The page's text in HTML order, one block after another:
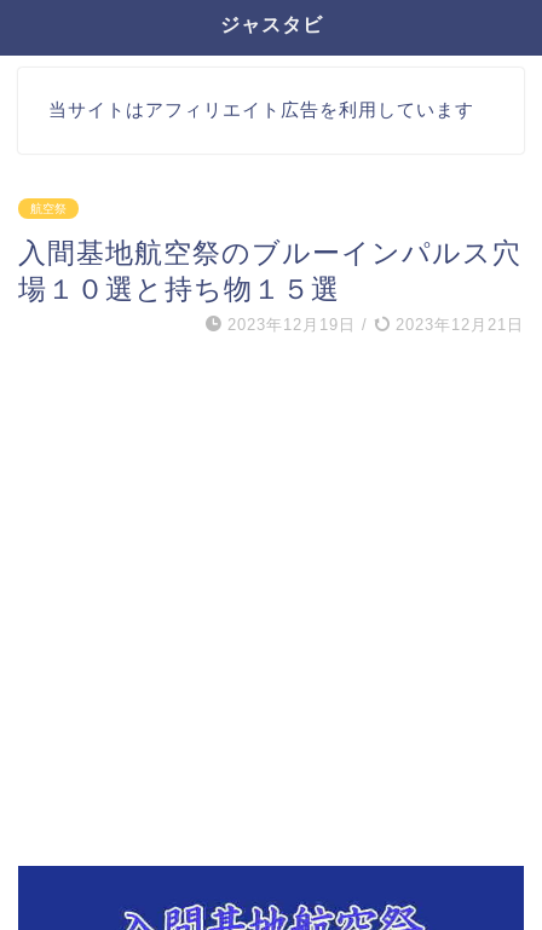
ジャスタビ
当サイトはアフィリエイト広告を利用しています
航空祭
入間基地航空祭のブルーインパルス穴
場１０選と持ち物１５選
2023年12月19日 / 2023年12月21日